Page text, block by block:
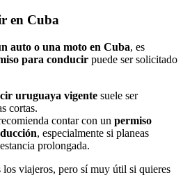
en Cuba
auto o una moto en Cuba, es
para conducir puede ser solicitado
uruguaya vigente suele ser
cortas.
contar con un permiso
, especialmente si planeas
prolongada.
viajeros, pero sí muy útil si quieres